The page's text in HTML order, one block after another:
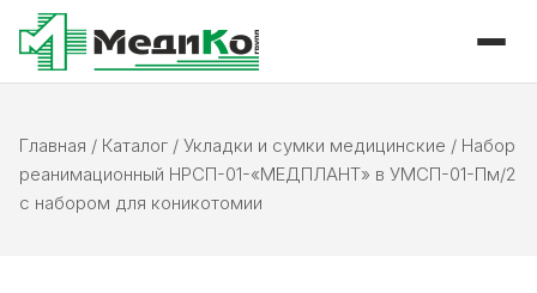
Главная / Каталог / Укладки и сумки медицинские / Набор
реанимационный НРСП-01-«МЕДПЛАНТ» в УМСП-01-Пм/2
с набором для коникотомии